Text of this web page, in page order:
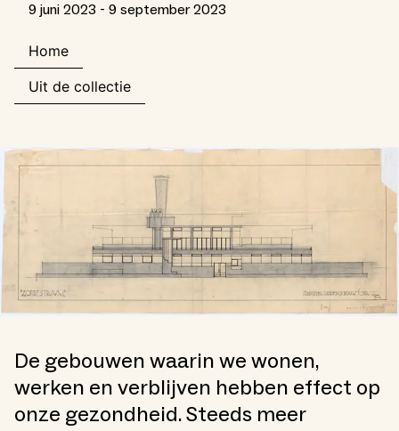
9 juni 2023 - 9 september 2023
Home
Uit de collectie
De gebouwen waarin we wonen,
werken en verblijven hebben effect op
onze gezondheid. Steeds meer